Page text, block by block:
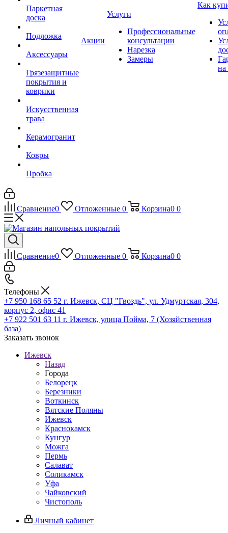
Паркетная
доска
Подложка
Аксессуары
Грязезащитные
покрытия и
коврики
Искусственная
трава
Керамогранит
Ковры
Пробка
Акции
Услуги
Профессиональные
консультации
Нарезка
Замеры
Как
на
Сравнение0 Отложенные 0 Корзина0 0
Сравнение0 Отложенные 0 Корзина0 0
Телефоны
+7 950 168 65 52 г. Ижевск, СЦ "Гвоздь", ул. Удмуртская, 304,
корпус 2, офис 41
+7 922 501 63 11 г. Ижевск, улица Пойма, 7 (Хозяйственная
база)
Заказать звонок
Ижевск
Назад
Города
Белорецк
Березники
Воткинск
Вятские Поляны
Ижевск
Краснокамск
Кунгур
Можга
Пермь
Салават
Соликамск
Уфа
Чайковский
Чистополь
Личный кабинет